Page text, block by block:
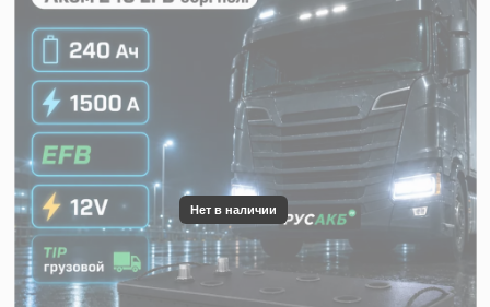
Нет в наличии